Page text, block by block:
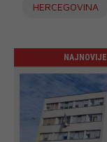
HERCEGOVINA
NAJNOVIJE